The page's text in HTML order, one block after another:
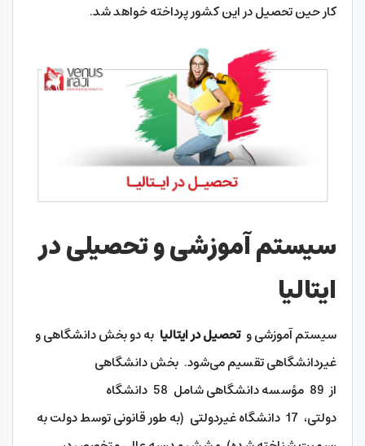
کار حین تحصیل در این کشور پرداخته خواهد شد.
سیستم آموزشی و تحصیلی در
ایتالیا
سیستم آموزشی وتحصیل در ایتالیا به دو بخش دانشگاهی و
غیردانشگاهی تقسیم می‌شود. بخش دانشگاهی
از 89 مؤسسه دانشگاهی شامل 58 دانشگاه
دولتی، 17 دانشگاه غیردولتی (به طور قانونی توسط دولت به